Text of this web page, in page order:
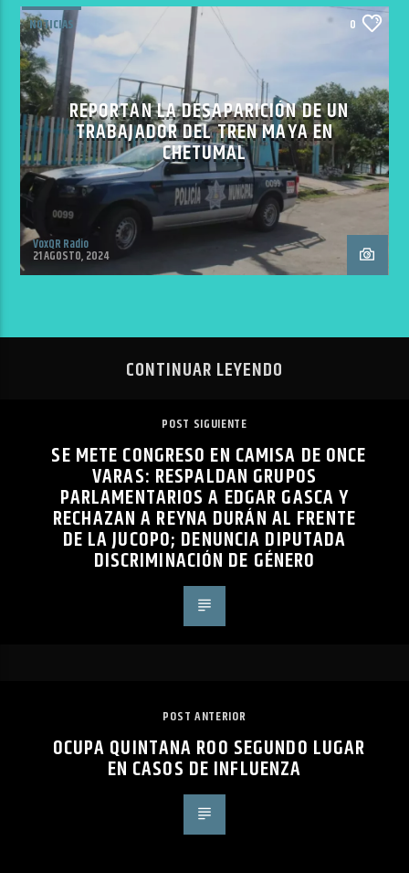
NOTICIAS 0
REPORTAN LA DESAPARICIÓN DE UN
TRABAJADOR DEL TREN MAYA EN
CHETUMAL
VoxQR Radio
21 AGOSTO, 2024
CONTINUAR LEYENDO
POST SIGUIENTE
SE METE CONGRESO EN CAMISA DE ONCE
VARAS: RESPALDAN GRUPOS
PARLAMENTARIOS A EDGAR GASCA Y
RECHAZAN A REYNA DURÁN AL FRENTE
DE LA JUCOPO; DENUNCIA DIPUTADA
DISCRIMINACIÓN DE GÉNERO
POST ANTERIOR
OCUPA QUINTANA ROO SEGUNDO LUGAR
EN CASOS DE INFLUENZA